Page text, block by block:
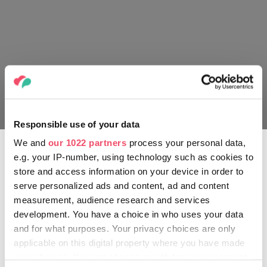
Responsible use of your data
We and our 1022 partners process your personal data,
e.g. your IP-number, using technology such as cookies to
store and access information on your device in order to
serve personalized ads and content, ad and content
measurement, audience research and services
development. You have a choice in who uses your data
and for what purposes. Your privacy choices are only
applicable on this digital property where you have made
Cesta středověkých kostelů
Naskočte na kolo a vydejte se na průzkum oblasti Horní
Tisy, s nepřeberným množstvím kostelů, kde na vás čekají
jedinečné malé kostely, dřevěné zvonice, středověké fresky
zachované ve výborném stavu, malované galerie, bohatě
zdobené kazetové stropy a vyřezávané kazatelny.